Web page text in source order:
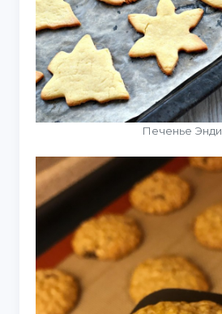
Печенье Энди